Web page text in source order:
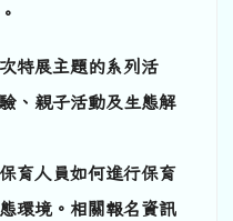
特展主題的系列活
、親子活動及生態解
育人員如何進行保育
環境。相關報名資訊